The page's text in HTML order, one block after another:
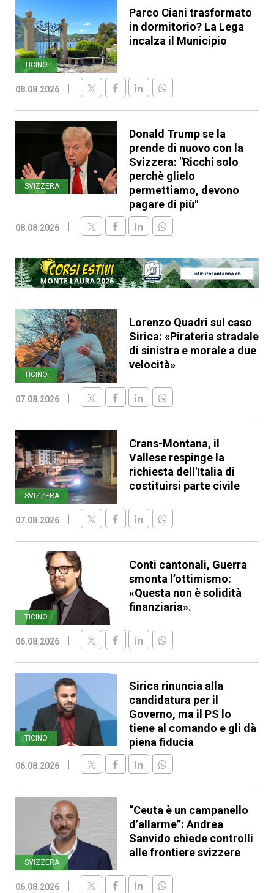
TICINO
Parco Ciani trasformato
in dormitorio? La Lega
incalza il Municipio
08.08.2026
SVIZZERA
Donald Trump se la
prende di nuovo con la
Svizzera: "Ricchi solo
perchè glielo
permettiamo, devono
pagare di più"
08.08.2026
TICINO
Lorenzo Quadri sul caso
Sirica: «Pirateria stradale
di sinistra e morale a due
velocità»
07.08.2026
SVIZZERA
Crans-Montana, il
Vallese respinge la
richiesta dell'Italia di
costituirsi parte civile
07.08.2026
TICINO
Conti cantonali, Guerra
smonta l’ottimismo:
«Questa non è solidità
finanziaria».
06.08.2026
TICINO
Sirica rinuncia alla
candidatura per il
Governo, ma il PS lo
tiene al comando e gli dà
piena fiducia
06.08.2026
SVIZZERA
“Ceuta è un campanello
d’allarme”: Andrea
Sanvido chiede controlli
alle frontiere svizzere
06.08.2026